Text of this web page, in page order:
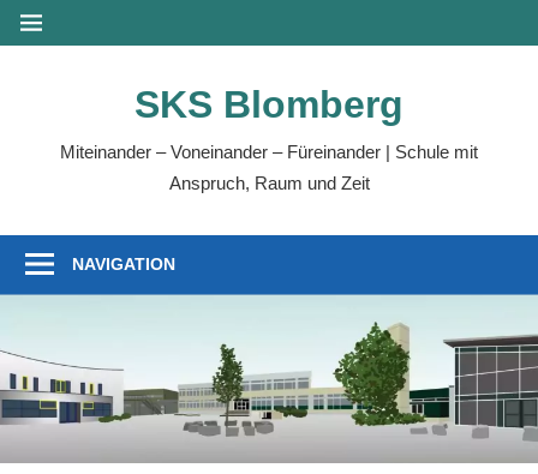
Zum
Inhalt
MENÜ
SKS Blomberg
Miteinander – Voneinander – Füreinander | Schule mit
Anspruch, Raum und Zeit
NAVIGATION